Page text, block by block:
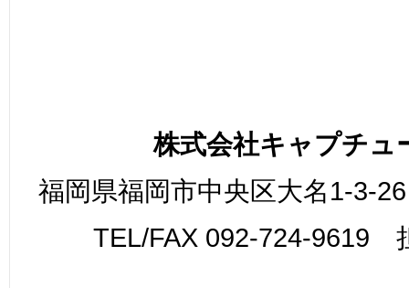
株式会社キャプチュ
福岡県福岡市中央区大名1-3-
TEL/FAX 092-724-9619